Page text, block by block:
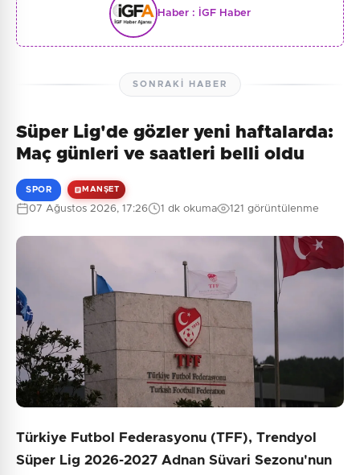
Haber : İGF Haber
SONRAKI HABER
Süper Lig'de gözler yeni haftalarda:
Maç günleri ve saatleri belli oldu
SPOR MANŞET
07 Ağustos 2026, 17:26 1 dk okuma 121 görüntülenme
Türkiye Futbol Federasyonu (TFF), Trendyol
Süper Lig 2026-2027 Adnan Süvari Sezonu'nun